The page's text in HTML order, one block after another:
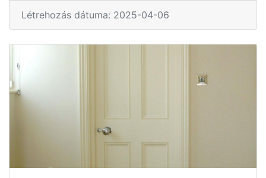
Létrehozás dátuma: 2025-04-06